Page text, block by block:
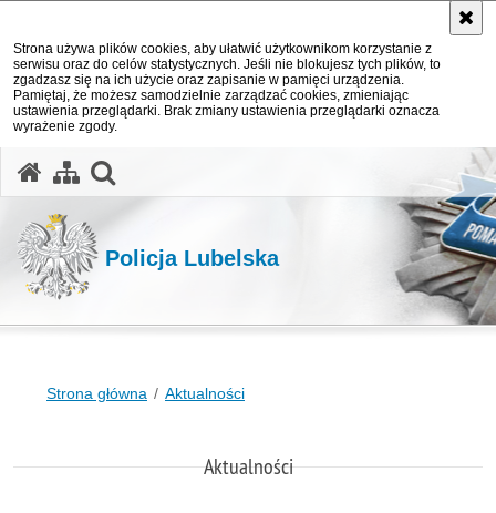
Strona używa plików cookies, aby ułatwić użytkownikom korzystanie z
serwisu oraz do celów statystycznych. Jeśli nie blokujesz tych plików, to
zgadzasz się na ich użycie oraz zapisanie w pamięci urządzenia.
Pamiętaj, że możesz samodzielnie zarządzać cookies, zmieniając
ustawienia przeglądarki. Brak zmiany ustawienia przeglądarki oznacza
wyrażenie zgody.
Policja Lubelska
Strona główna Aktualności
Aktualności